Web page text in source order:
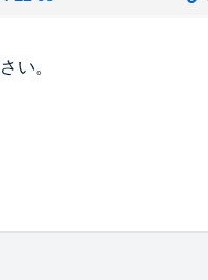
い。